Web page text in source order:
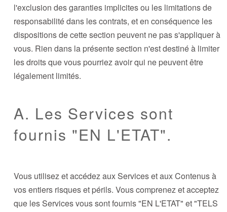
l'exclusion des garanties implicites ou les limitations de
responsabilité dans les contrats, et en conséquence les
dispositions de cette section peuvent ne pas s'appliquer à
vous. Rien dans la présente section n'est destiné à limiter
les droits que vous pourriez avoir qui ne peuvent être
légalement limités.
A. Les Services sont
fournis "EN L'ETAT".
Vous utilisez et accédez aux Services et aux Contenus à
vos entiers risques et périls. Vous comprenez et acceptez
que les Services vous sont fournis "EN L'ETAT" et "TELS